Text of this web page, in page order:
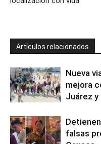
Artículos relacionados
Nueva
mejora
Juárez
falsas